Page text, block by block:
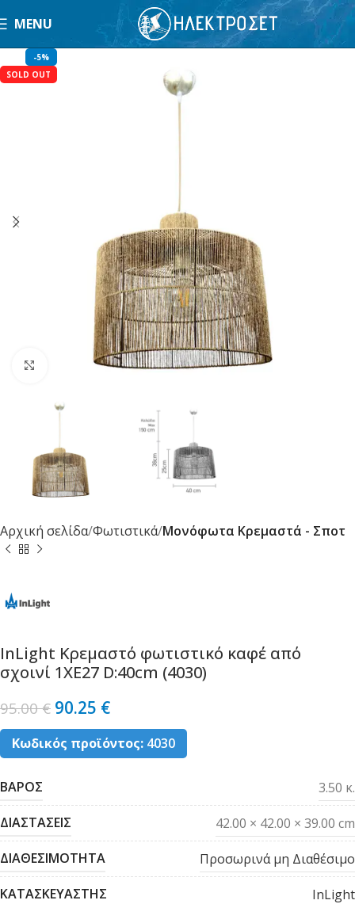
MENU
-5%
SOLD OUT
Κλικ για μεγέθυνση
Αρχική σελίδα Φωτιστικά Μονόφωτα Κρεμαστά - Σποτ
InLight Κρεμαστό φωτιστικό καφέ από
σχοινί 1XE27 D:40cm (4030)
95.00€ 90.25 €
Κωδικός προϊόντος: 4030
ΒΑΡΟΣ 3.50 κ.
ΔΙΑΣΤΑΣΕΙΣ 42.00 × 42.00 × 39.00 cm
ΔΙΑΘΕΣΙΜΟΤΗΤΑ Προσωρινά μη Διαθέσιμο
ΚΑΤΑΣΚΕΥΑΣΤΗΣ InLight